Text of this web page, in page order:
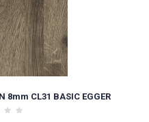
8mm CL31 BASIC EGGER